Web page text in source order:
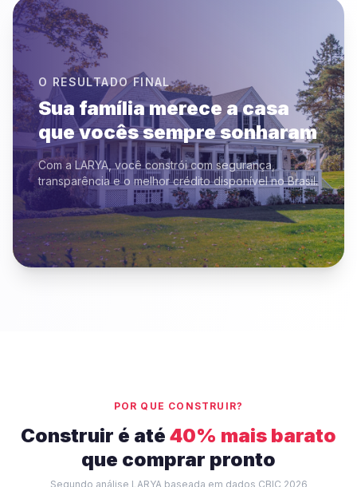
O RESULTADO FINAL
Sua família merece a casa
que vocês sempre sonharam
Com a LARYA, você constrói com segurança,
transparência e o melhor crédito disponível no Brasil.
POR QUE CONSTRUIR?
Construir é até 40% mais barato
que comprar pronto
Segundo análise LARYA baseada em dados CBIC 2026